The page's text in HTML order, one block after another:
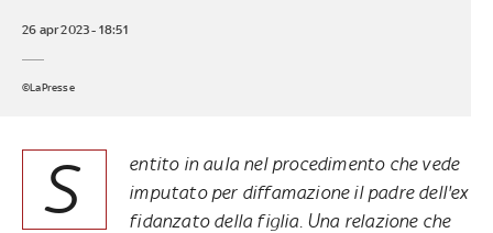
26 apr 2023 - 18:51
©LaPresse
S
entito in aula nel procedimento che vede
imputato per diffamazione il padre dell'ex
fidanzato della figlia. Una relazione che